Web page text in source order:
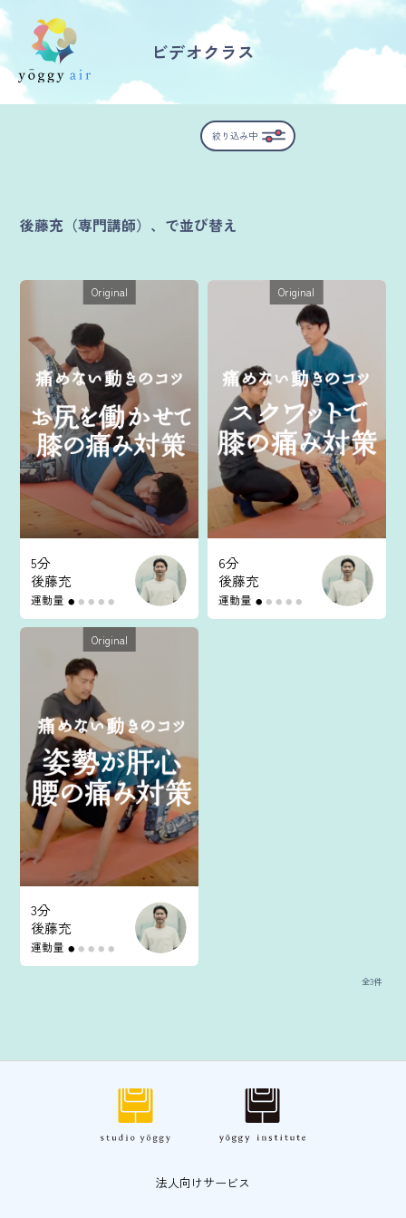
受講の流れ
FAQ / お問い合わせ
yoggy store
yoggy magazine
yoggy mommy
マイページ
ログイン
クラス参加にあたっての同意書
特定商取引にかかわる表示
プライバシーポリシー
ビデオクラス
絞り込み中
後藤充（専門講師）、で並び替え
Original
5分
後藤充
運動量 ● ● ● ● ●
Original
6分
後藤充
運動量 ● ● ● ● ●
Original
3分
後藤充
運動量 ● ● ● ● ●
全3件
法人向けサービス